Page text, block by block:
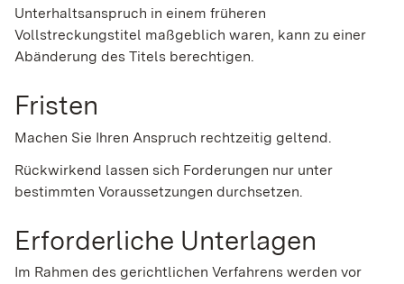
Unterhaltsanspruch in einem früheren
Vollstreckungstitel maßgeblich waren, kann zu einer
Abänderung des Titels berechtigen.
Fristen
Machen Sie Ihren Anspruch rechtzeitig geltend.
Rückwirkend lassen sich Forderungen nur unter
bestimmten Voraussetzungen durchsetzen.
Erforderliche Unterlagen
Im Rahmen des gerichtlichen Verfahrens werden vor